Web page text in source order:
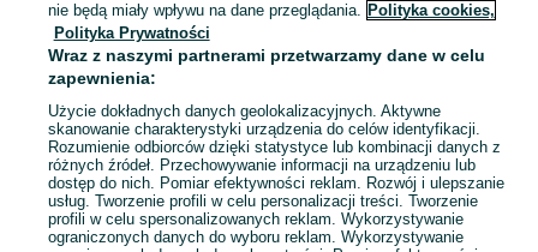
Mapa miejscowości
Mapa ministron
Popularne wyszukiwania
nie będą miały wpływu na dane przeglądania. Polityka cookies,
Polityka Prywatności
Wraz z naszymi partnerami przetwarzamy dane w celu
zapewnienia:
Użycie dokładnych danych geolokalizacyjnych. Aktywne
skanowanie charakterystyki urządzenia do celów identyfikacji.
Rozumienie odbiorców dzięki statystyce lub kombinacji danych z
różnych źródeł. Przechowywanie informacji na urządzeniu lub
dostęp do nich. Pomiar efektywności reklam. Rozwój i ulepszanie
usług. Tworzenie profili w celu personalizacji treści. Tworzenie
profili w celu spersonalizowanych reklam. Wykorzystywanie
ograniczonych danych do wyboru reklam. Wykorzystywanie